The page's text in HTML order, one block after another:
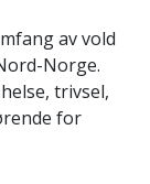
av vold
Norge.
trivsel,
for